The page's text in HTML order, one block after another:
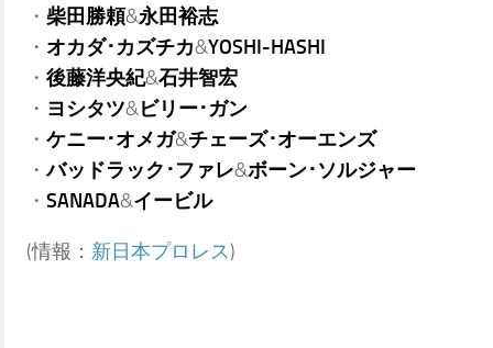
・ 柴田勝頼&永田裕志
・ オカダ･カズチカ&YOSHI-HASHI
・ 後藤洋央紀&石井智宏
・ ヨシタツ&ビリー･ガン
・ ケニー･オメガ&チェーズ･オーエンズ
・バッドラック･ファレ&ボーン･ソルジャー
・ SANADA&イービル
(情報： 新日本プロレス)